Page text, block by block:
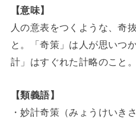
【意味】
人の意表をつくような、奇
と。「奇策」は人が思いつ
計」はすぐれた計略のこと。
【類義語】
・妙計奇策（みょうけいきさ